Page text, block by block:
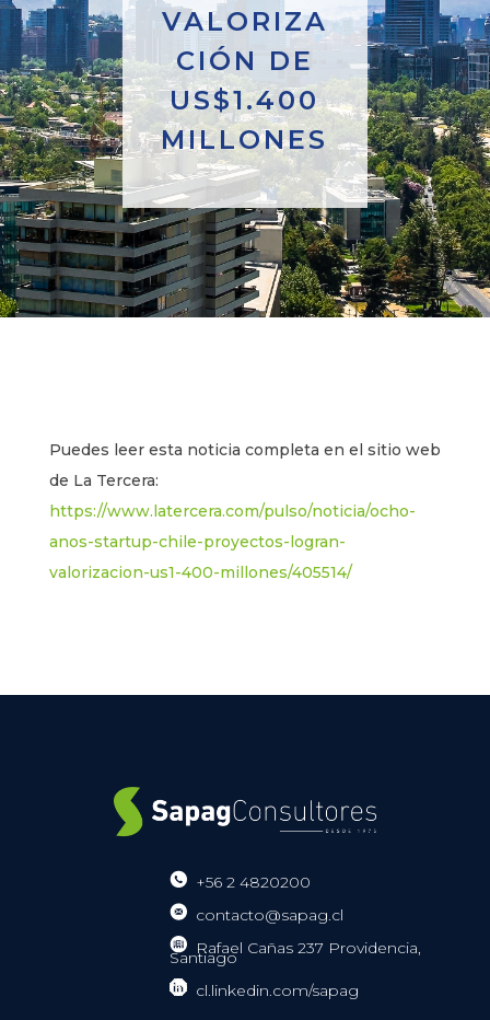
VALORIZA
CIÓN DE
US$1.400
MILLONES
Puedes leer esta noticia completa en el sitio web
de La Tercera:
https://www.latercera.com/pulso/noticia/ocho-
anos-startup-chile-proyectos-logran-
valorizacion-us1-400-millones/405514/
+56 2 4820200
contacto@sapag.cl
Rafael Cañas 237 Providencia,
Santiago
cl.linkedin.com/sapag